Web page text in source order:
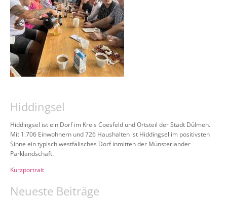
Hiddingsel
Hiddingsel ist ein Dorf im Kreis Coesfeld und Ortsteil der Stadt Dülmen.
Mit 1.706 Einwohnern und 726 Haushalten ist Hiddingsel im positivsten
Sinne ein typisch westfälisches Dorf inmitten der Münsterländer
Parklandschaft.
Kurzportrait
Neueste Beiträge